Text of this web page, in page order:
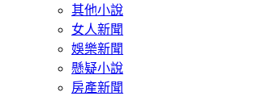
其他小說
女人新聞
娛樂新聞
懸疑小說
房產新聞